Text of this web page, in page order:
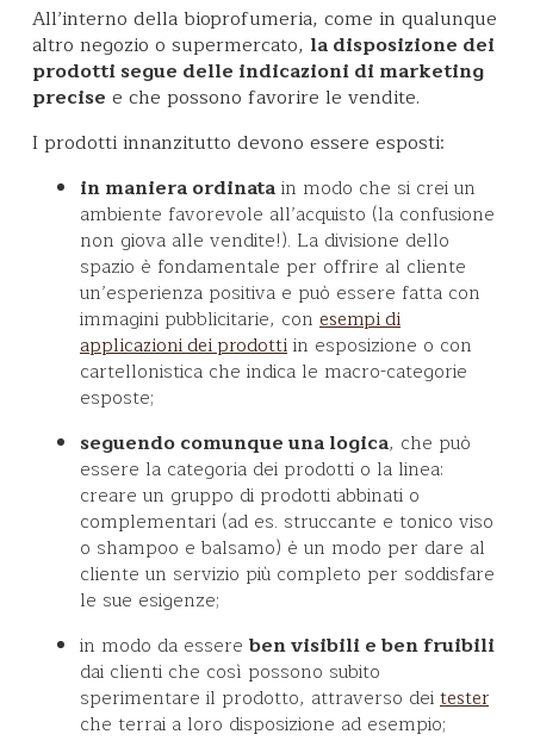
All’interno della bioprofumeria, come in qualunque
altro negozio o supermercato, la disposizione dei
prodotti segue delle indicazioni di marketing
precise e che possono favorire le vendite.
I prodotti innanzitutto devono essere esposti:
in maniera ordinatain modo che si crei un
ambiente favorevole all’acquisto (la confusione
non giova alle vendite!). La divisione dello
spazio è fondamentale per offrire al cliente
un’esperienza positiva e può essere fatta con
immagini pubblicitarie, con esempi di
applicazioni dei prodotti in esposizione o con
cartellonistica che indica le macro-categorie
esposte;
seguendo comunque una logica, che può
essere la categoria dei prodotti o la linea:
creare un gruppo di prodotti abbinati o
complementari (ad es. struccante e tonico viso
o shampoo e balsamo) è un modo per dare al
cliente un servizio più completo per soddisfare
le sue esigenze;
in modo da essere ben visibili e ben fruibili
dai clienti che così possono subito
sperimentare il prodotto, attraverso dei tester
che terrai a loro disposizione ad esempio;